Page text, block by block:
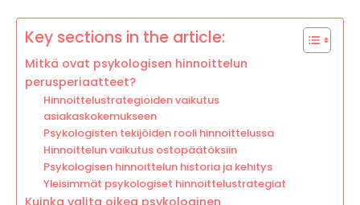
Key sections in the article:
Mitkä ovat psykologisen hinnoittelun
perusperiaatteet?
Hinnoittelustrategioiden vaikutus
asiakaskokemukseen
Psykologisten tekijöiden rooli hinnoittelussa
Hinnoittelun vaikutus ostopäätöksiin
Psykologisen hinnoittelun historia ja kehitys
Yleisimmät psykologiset hinnoittelustrategiat
Kuinka valita oikea psykologinen